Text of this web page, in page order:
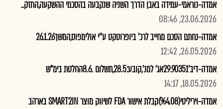
אמדה-נוראמי-עמידה באבן הדרך השניה שנקבעה בהסכמי ההשקעה,החזק..
23.06.2026, 08:46
אמדה-נחתם הסכם מחייב לרכ' ביופרוטקט ע''י אולימפוס,המשך26.1.26
26.05.2026, 12:42
אמדה-דיב'29.90351אג' למנ',קובע:28.5,תשלום .8.6החלטת בימ"ש
18.05.2026, 14:17
אמדה-ויריליטי(%4.08)קבלת אישור FDA לשיווק מוצר SMART2IN בארהב